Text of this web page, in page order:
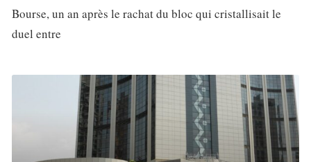
Bourse, un an après le rachat du bloc qui cristallisait le
duel entre